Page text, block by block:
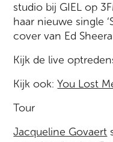
studio bij GIEL op
haar nieuwe single
cover van Ed
Kijk de live
Kijk ook:You Lost
Tour
Jacqueline Govaert